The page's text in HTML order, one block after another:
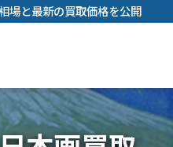
プ
場と最新の買取価格を公開